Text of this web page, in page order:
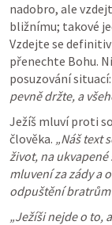
nadobro, ale
bližnímu; takové
Vzdejte se
přenechte Bohu.
posuzování situací:
pevně držte, a
Ježíš mluví proti
člověka. „Náš text
život, na
mluvení za zády a
odpuštění bratrům
„Ježíši nejde o to,